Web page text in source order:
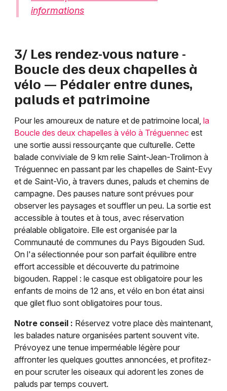
informations
3/ Les rendez-vous nature -
Boucle des deux chapelles à
vélo — Pédaler entre dunes,
paluds et patrimoine
Pour les amoureux de nature et de patrimoine local, la
Boucle des deux chapelles à vélo à Tréguennec est
une sortie aussi ressourçante que culturelle. Cette
balade conviviale de 9 km relie Saint-Jean-Trolimon à
Tréguennec en passant par les chapelles de Saint-Evy
et de Saint-Vio, à travers dunes, paluds et chemins de
campagne. Des pauses nature sont prévues pour
observer les paysages et souffler un peu. La sortie est
accessible à toutes et à tous, avec réservation
préalable obligatoire. Elle est organisée par la
Communauté de communes du Pays Bigouden Sud.
On l'a sélectionnée pour son parfait équilibre entre
effort accessible et découverte du patrimoine
bigouden. Rappel : le casque est obligatoire pour les
enfants de moins de 12 ans, et vélo en bon état ainsi
que gilet fluo sont obligatoires pour tous.
Notre conseil : Réservez votre place dès maintenant,
les balades nature organisées partent souvent vite.
Prévoyez une tenue imperméable légère pour
affronter les quelques gouttes annoncées, et profitez-
en pour scruter les oiseaux qui adorent les zones de
paluds par temps couvert.